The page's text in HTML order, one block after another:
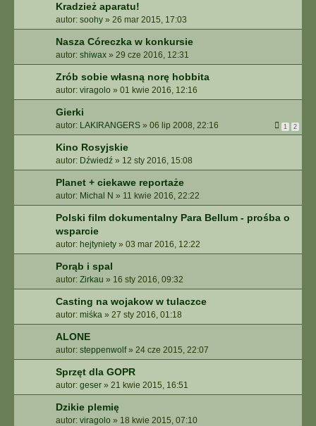
Kradzież aparatu!
autor: soohy » 26 mar 2015, 17:03
Nasza Córeczka w konkursie
autor: shiwax » 29 cze 2016, 12:31
Zrób sobie własną norę hobbita
autor: viragolo » 01 kwie 2016, 12:16
Gierki
autor: LAKIRANGERS » 06 lip 2008, 22:16 1 2
Kino Rosyjskie
autor: Dźwiedź » 12 sty 2016, 15:08
Planet + ciekawe reportaże
autor: Michal N » 11 kwie 2016, 22:22
Polski film dokumentalny Para Bellum - prośba o
wsparcie
autor: hejtyniety » 03 mar 2016, 12:22
Porąb i spal
autor: Zirkau » 16 sty 2016, 09:32
Casting na wojakow w tulaczce
autor: miśka » 27 sty 2016, 01:18
ALONE
autor: steppenwolf» 24 cze 2015, 22:07
Sprzęt dla GOPR
autor: geser » 21 kwie 2015, 16:51
Dzikie plemię
autor: viragolo » 18 kwie 2015, 07:10